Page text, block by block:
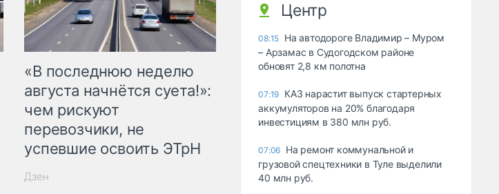
«В последнюю неделю
августа начнётся суета!»:
чем рискуют
перевозчики, не
успевшие освоить ЭТрН
Дзен
Центр
08:15 На автодороге Владимир – Муром
– Арзамас в Судогодском районе
обновят 2,8 км полотна
07:19 КАЗ нарастит выпуск стартерных
аккумуляторов на 20% благодаря
инвестициям в 380 млн руб.
07:06 На ремонт коммунальной и
грузовой спецтехники в Туле выделили
40 млн руб.